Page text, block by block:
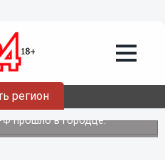
регион
НХП
художественно-
экспертного совета
прошло в Городце.